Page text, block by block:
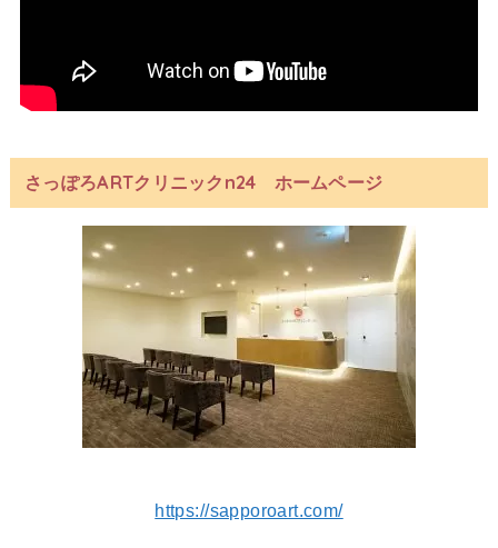
さっぽろARTクリニックn24 ホームページ
https://sapporoart.com/